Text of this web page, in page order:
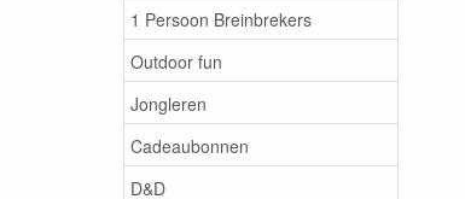
1 Persoon Breinbrekers
Outdoor fun
Jongleren
Cadeaubonnen
D&D